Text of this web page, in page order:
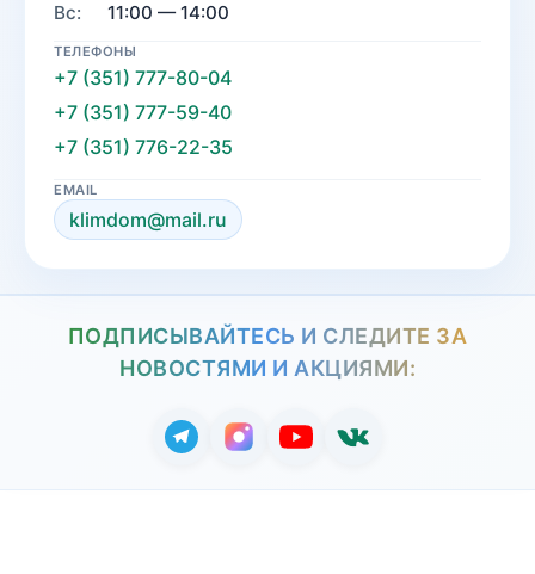
Вс:
11:00 — 14:00
ТЕЛЕФОНЫ
+7 (351) 777-80-04
+7 (351) 777-59-40
+7 (351) 776-22-35
EMAIL
klimdom@mail.ru
ПОДПИСЫВАЙТЕСЬ И СЛЕДИТЕ ЗА
НОВОСТЯМИ И АКЦИЯМИ: